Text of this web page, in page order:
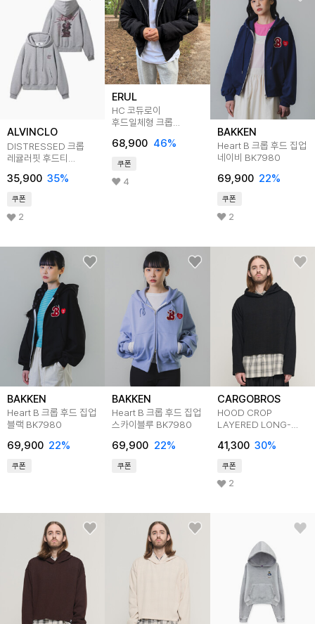
ALVINCLO
DISTRESSED 크롭
레귤러핏 후드티
35,900 35%
쿠폰
2
ERUL
HC 코듀로이
후드일체형 크롭
68,900 46%
쿠폰
4
BAKKEN
Heart B 크롭 후드 집업
네이비 BK7980
69,900 22%
쿠폰
2
BAKKEN
Heart B 크롭 후드 집업
블랙 BK7980
69,900 22%
쿠폰
BAKKEN
Heart B 크롭 후드 집업
스카이블루 BK7980
69,900 22%
쿠폰
CARGOBROS
HOOD CROP
LAYERED LONG-
(BLACK)
41,300 30%
쿠폰
2